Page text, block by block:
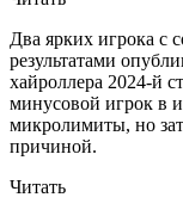
Два ярких игрока с
результатами
хайроллера 2024-й
минусовой игрок в
микролимиты, но
причиной.
Читать